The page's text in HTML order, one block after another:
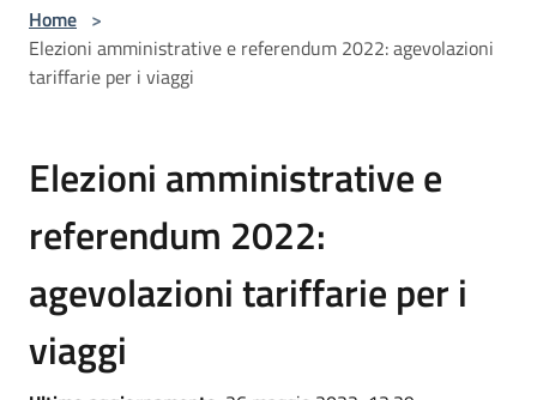
Home >
Elezioni amministrative e referendum 2022: agevolazioni
tariffarie per i viaggi
Elezioni amministrative e
referendum 2022:
agevolazioni tariffarie per i
viaggi